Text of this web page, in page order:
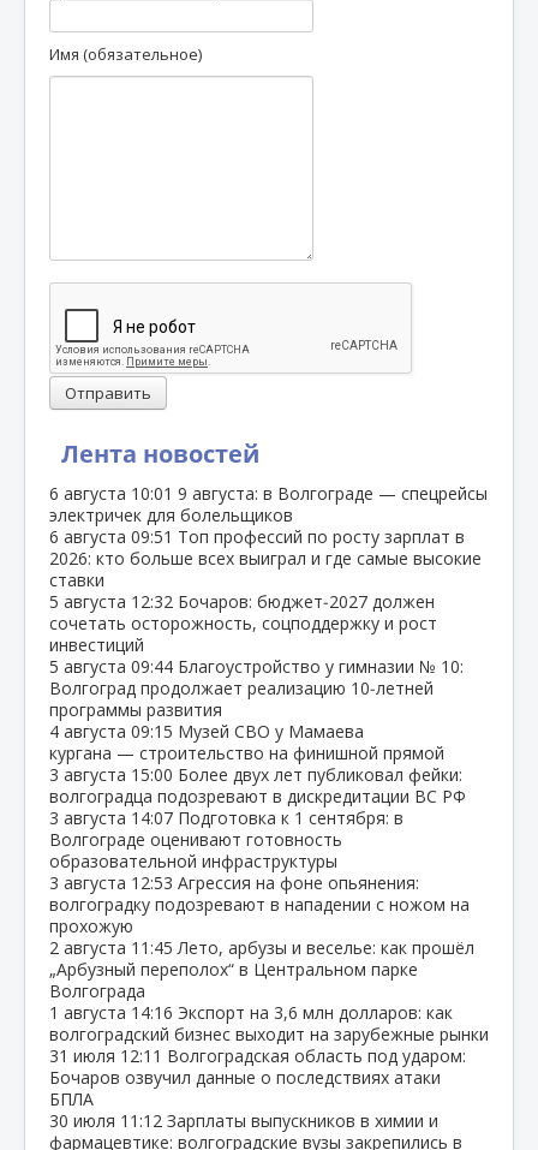
Лента новостей
6 августа 10:01 9 августа: в Волгограде — спецрейсы
электричек для болельщиков
6 августа 09:51 Топ профессий по росту зарплат в
2026: кто больше всех выиграл и где самые высокие
ставки
5 августа 12:32 Бочаров: бюджет‑2027 должен
сочетать осторожность, соцподдержку и рост
инвестиций
5 августа 09:44 Благоустройство у гимназии № 10:
Волгоград продолжает реализацию 10‑летней
программы развития
4 августа 09:15 Музей СВО у Мамаева
кургана — строительство на финишной прямой
3 августа 15:00 Более двух лет публиковал фейки:
волгоградца подозревают в дискредитации ВС РФ
3 августа 14:07 Подготовка к 1 сентября: в
Волгограде оценивают готовность
образовательной инфраструктуры
3 августа 12:53 Агрессия на фоне опьянения:
волгоградку подозревают в нападении с ножом на
прохожую
2 августа 11:45 Лето, арбузы и веселье: как прошёл
„Арбузный переполох“ в Центральном парке
Волгограда
1 августа 14:16 Экспорт на 3,6 млн долларов: как
волгоградский бизнес выходит на зарубежные рынки
31 июля 12:11 Волгоградская область под ударом:
Бочаров озвучил данные о последствиях атаки
БПЛА
30 июля 11:12 Зарплаты выпускников в химии и
фармацевтике: волгоградские вузы закрепились в
Имя (обязательное)
Отправить